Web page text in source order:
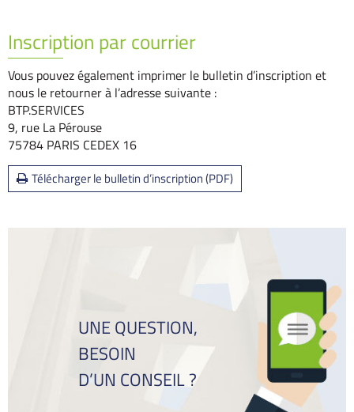
Inscription par courrier
Vous pouvez également imprimer le bulletin d’inscription et
nous le retourner à l’adresse suivante :
BTP.SERVICES
9, rue La Pérouse
75784 PARIS CEDEX 16
Télécharger le bulletin d’inscription (PDF)
UNE QUESTION,
BESOIN
D’UN CONSEIL ?